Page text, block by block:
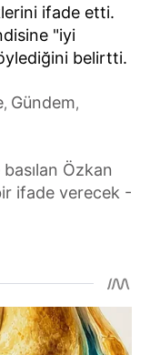
ifade etti.
"iyi
belirtti.
, Gündem,
Özkan
ifade verecek -